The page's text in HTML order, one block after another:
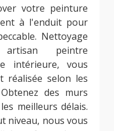
votre peinture
à l'enduit pour
Nettoyage
peintre
intérieure, vous
réalisée selon les
des murs
meilleurs délais.
niveau, nous vous